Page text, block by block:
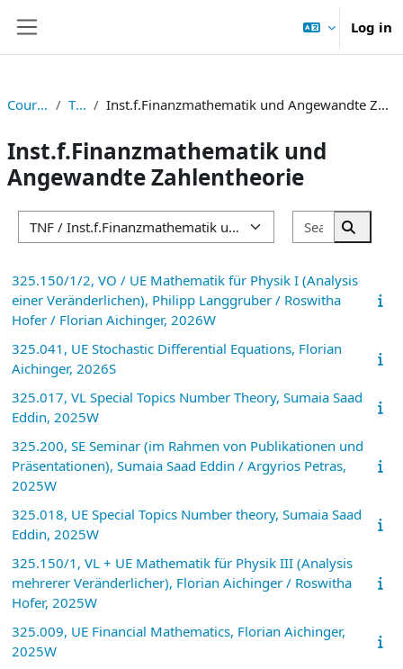
Log in
Courses TNF Inst.f.Finanzmathematik und Angewandte Zahlentheorie
Inst.f.Finanzmathematik und
Angewandte Zahlentheorie
Course categories
Search
Search
325.150/1/2, VO / UE Mathematik für Physik I (Analysis
einer Veränderlichen), Philipp Langgruber / Roswitha
Hofer / Florian Aichinger, 2026W
325.041, UE Stochastic Differential Equations, Florian
Aichinger, 2026S
325.017, VL Special Topics Number Theory, Sumaia Saad
Eddin, 2025W
325.200, SE Seminar (im Rahmen von Publikationen und
Präsentationen), Sumaia Saad Eddin / Argyrios Petras,
2025W
325.018, UE Special Topics Number theory, Sumaia Saad
Eddin, 2025W
325.150/1, VL + UE Mathematik für Physik III (Analysis
mehrerer Veränderlicher), Florian Aichinger / Roswitha
Hofer, 2025W
325.009, UE Financial Mathematics, Florian Aichinger,
2025W